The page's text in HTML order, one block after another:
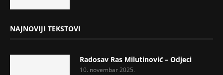
NAJNOVIJI TEKSTOVI
Radosav Ras Milutinović – Odjeci
10. novembar 2025.